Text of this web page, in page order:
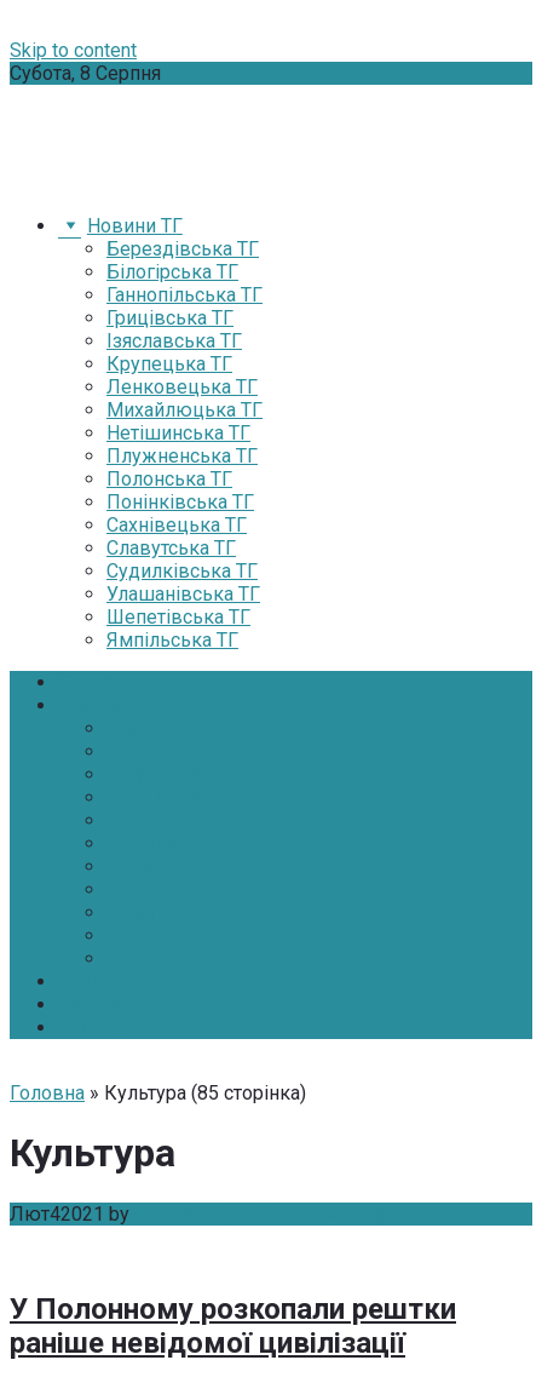
Skip to content
Субота, 8 Серпня
Новини ТГ
Берездівська ТГ
Білогірська ТГ
Ганнопільська ТГ
Грицівська ТГ
Ізяславська ТГ
Крупецька ТГ
Ленковецька ТГ
Михайлюцька ТГ
Нетішинська ТГ
Плужненська ТГ
Полонська ТГ
Понінківська ТГ
Сахнівецька ТГ
Славутська ТГ
Судилківська ТГ
Улашанівська ТГ
Шепетівська ТГ
Ямпільська ТГ
Головна » Культура (85 сторінка)
Культура
Лют42021 by
У Полонному розкопали рештки
раніше невідомої цивілізації